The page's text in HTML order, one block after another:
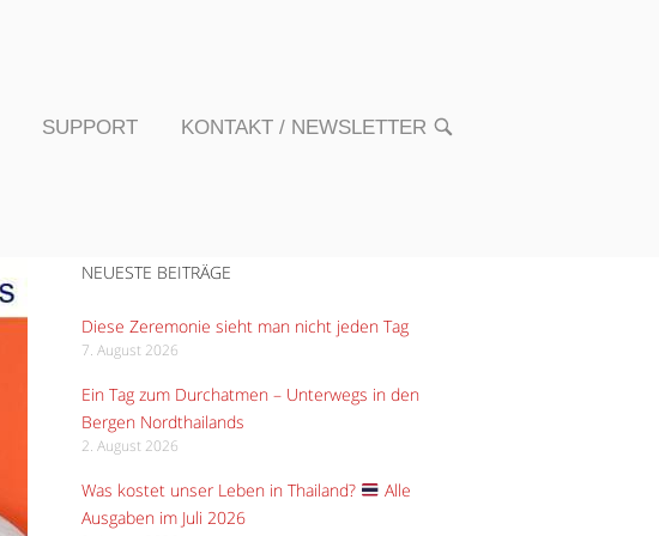
SUPPORT KONTAKT / NEWSLETTER OPEN
NEUESTE BEITRÄGE
Diese Zeremonie sieht man nicht jeden Tag
7. August 2026
Ein Tag zum Durchatmen – Unterwegs in den
Bergen Nordthailands
2. August 2026
Was kostet unser Leben in Thailand?
Alle
Ausgaben im Juli 2026